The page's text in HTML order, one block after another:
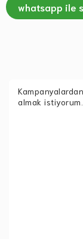
whatsapp ile
almak istiyorum.